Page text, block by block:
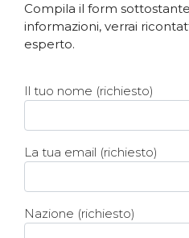
Compila il form
informazioni, verrai
esperto.
Il tuo nome (richiesto)
La tua email (richiesto)
Nazione (richiesto)